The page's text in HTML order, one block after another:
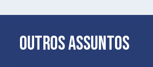
Outros assuntos